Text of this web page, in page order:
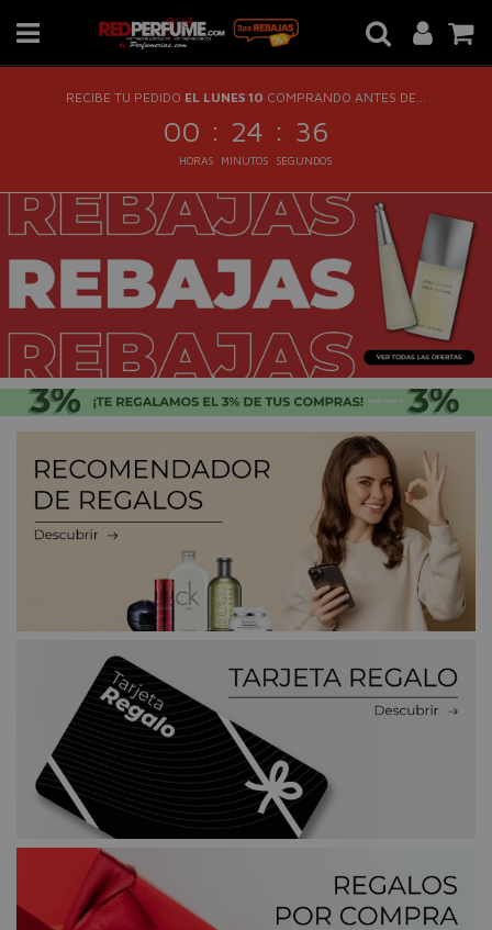
RECIBE TU PEDIDO EL LUNES 10 COMPRANDO ANTES DE...
00 : 24 : 36
HORAS MINUTOS SEGUNDOS